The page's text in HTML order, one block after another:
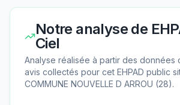
Notre analyse de
Ciel
Analyse réalisée à partir des données
avis collectés pour cet EHPAD public
COMMUNE NOUVELLE D ARROU (28).